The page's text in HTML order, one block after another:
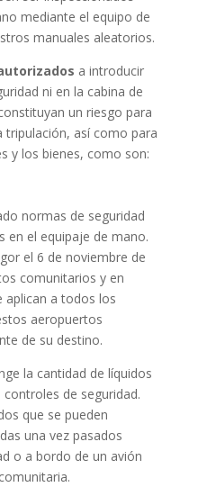
mediante el equipo de
manuales aleatorios.
a introducir
ni en la cabina de
un riesgo para
tripulación, así como para
y los bienes, como son:
normas de seguridad
en el equipaje de mano.
el 6 de noviembre de
comunitarios y en
aplican a todos los
aeropuertos
de su destino.
la cantidad de líquidos
de seguridad.
que se pueden
una vez pasados
o a bordo de un avión